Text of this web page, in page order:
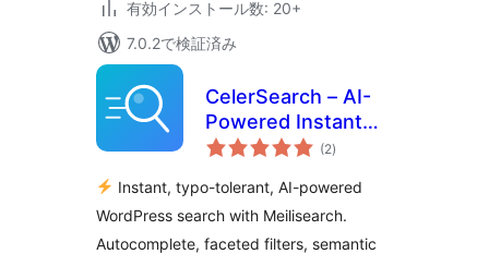
有効インストール数: 20+
7.0.2で検証済み
CelerSearch – AI-
Powered Instant
Search with (2個
の
価
)
Instant, typo-tolerant, AI-powered
WordPress search with Meilisearch.
Autocomplete, faceted filters, semantic